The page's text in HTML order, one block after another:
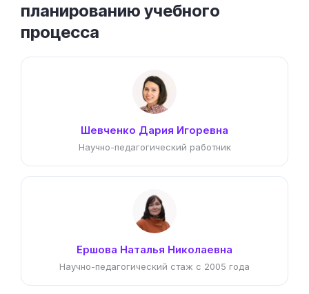
планированию учебного
процесса
Шевченко Дария Игоревна
Научно-педагогический работник
Ершова Наталья Николаевна
Научно-педагогический стаж с 2005 года